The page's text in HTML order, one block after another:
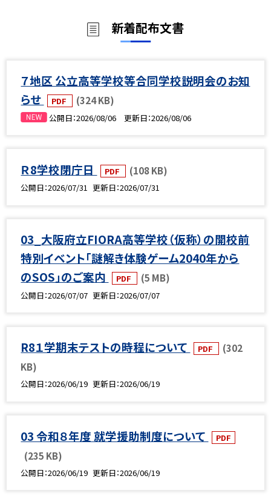
新着配布文書
７地区 公立高等学校等合同学校説明会のお知
らせ
PDF (324 KB)
公開日 2026/08/06 更新日 2026/08/06
Ｒ8学校閉庁日 PDF (108 KB)
公開日 2026/07/31 更新日 2026/07/31
03_大阪府立FIORA高等学校（仮称）の開校前
特別イベント「謎解き体験ゲーム2040年から
のSOS」のご案内
PDF (5 MB)
公開日 2026/07/07 更新日 2026/07/07
R8１学期末テストの時程について PDF
(302
KB)
公開日 2026/06/19 更新日 2026/06/19
03 令和８年度 就学援助制度について PDF
(235 KB)
公開日 2026/06/19 更新日 2026/06/19